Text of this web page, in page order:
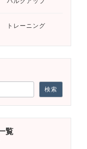
トレーニング
検索
覧